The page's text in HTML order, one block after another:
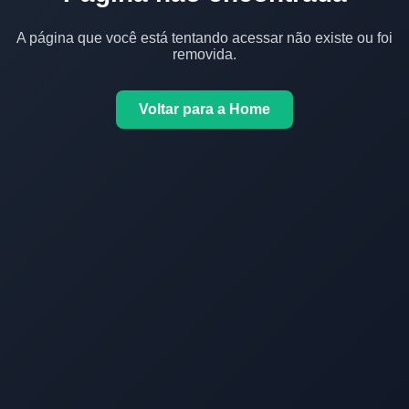
A página que você está tentando acessar não existe ou foi
removida.
Voltar para a Home